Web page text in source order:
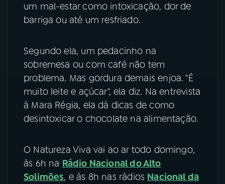
um mal-estar como intoxicação, dor de
barriga ou até um resfriado.
Segundo ela, um pedacinho na
sobremesa ou com café não tem
problema. Mas gordura demais enjoa. "É
muito leite e açúcar", ela diz. Na entrevista
à Mara Régia, ela dá dicas de como
desintoxicar o chocolate na alimentação.
O Natureza Viva vai ao ar todo domingo,
às 6h na Rádio Nacional do Alto
Solimões, e às 8h nas rádios Nacional da